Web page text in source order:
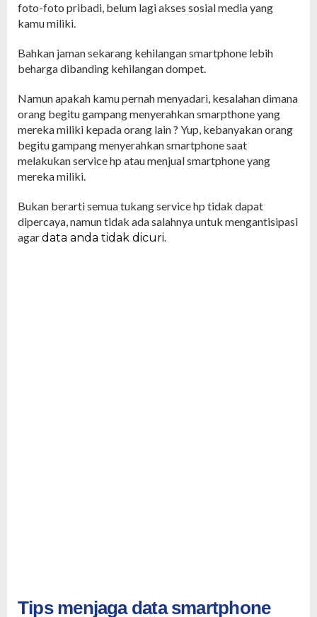
foto-foto pribadi, belum lagi akses sosial media yang
kamu miliki.
Bahkan jaman sekarang kehilangan smartphone lebih
beharga dibanding kehilangan dompet.
Namun apakah kamu pernah menyadari, kesalahan dimana
orang begitu gampang menyerahkan smarpthone yang
mereka miliki kepada orang lain ? Yup, kebanyakan orang
begitu gampang menyerahkan smartphone saat
melakukan service hp atau menjual smartphone yang
mereka miliki.
Bukan berarti semua tukang service hp tidak dapat
dipercaya, namun tidak ada salahnya untuk mengantisipasi
agardata anda tidak dicuri.
Tips menjaga data smartphone